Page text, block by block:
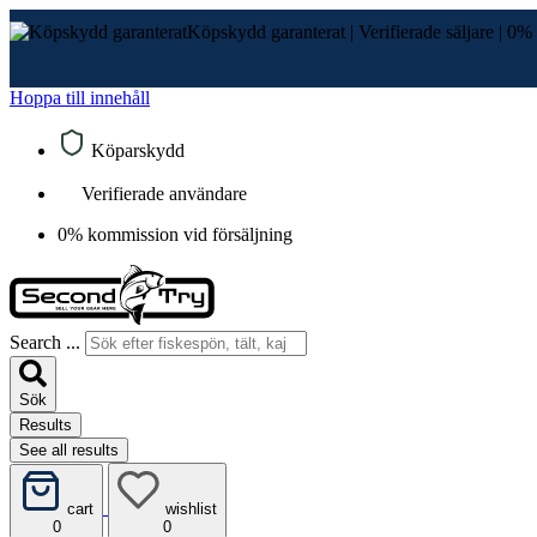
Köpskydd garanterat | Verifierade säljare | 0%
Hoppa till innehåll
Köparskydd
Verifierade användare
0% kommission vid försäljning
Search ...
Sök
Results
See all results
cart
0
wishlist
0